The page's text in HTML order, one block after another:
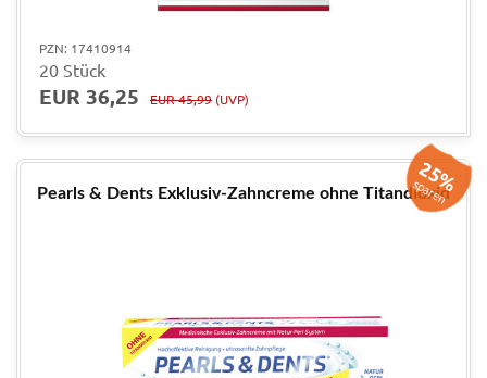
PZN: 17410914
20 Stück
EUR 36,25 EUR 45,99 (UVP)
Pearls & Dents Exklusiv-Zahncreme ohne Titandioxid
25%
sparen